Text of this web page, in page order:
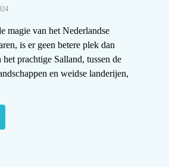
magie van het Nederlandse
is er geen betere plek dan
prachtige Salland, tussen de
en weidse landerijen,